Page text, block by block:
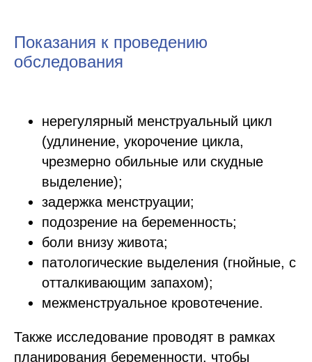
Показания к проведению
обследования
нерегулярный менструальный цикл
(удлинение, укорочение цикла,
чрезмерно обильные или скудные
выделение);
задержка менструации;
подозрение на беременность;
боли внизу живота;
патологические выделения (гнойные, с
отталкивающим запахом);
межменструальное кровотечение.
Также исследование проводят в рамках
планирования беременности, чтобы